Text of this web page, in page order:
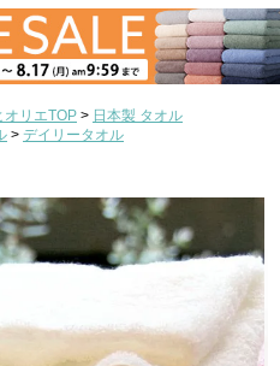
オリエTOP
日本製 タオル
デイリータオル